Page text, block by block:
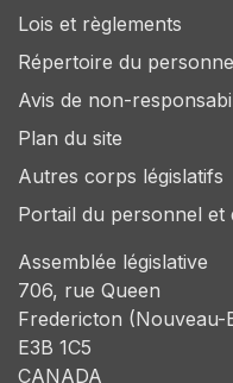
Lois et règlements
Répertoire du
Avis de non-
Plan du site
Autres corps législatifs
Portail du personnel et
Assemblée législative
706, rue Queen
Fredericton (Nouveau-
E3B 1C5
CANADA